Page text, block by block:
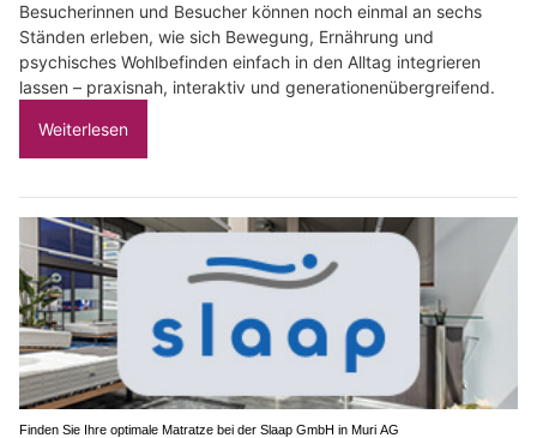
Besucherinnen und Besucher können noch einmal an sechs
Ständen erleben, wie sich Bewegung, Ernährung und
psychisches Wohlbefinden einfach in den Alltag integrieren
lassen – praxisnah, interaktiv und generationenübergreifend.
Weiterlesen
Finden Sie Ihre optimale Matratze bei der Slaap GmbH in Muri AG